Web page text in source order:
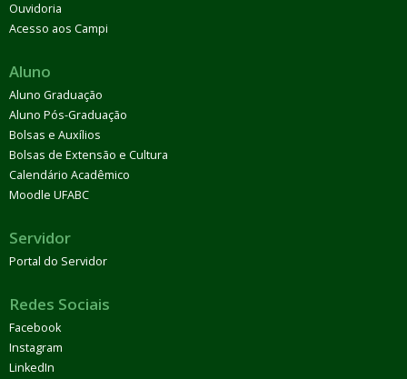
Ouvidoria
Acesso aos Campi
Aluno
Aluno Graduação
Aluno Pós-Graduação
Bolsas e Auxílios
Bolsas de Extensão e Cultura
Calendário Acadêmico
Moodle UFABC
Servidor
Portal do Servidor
Redes Sociais
Facebook
Instagram
LinkedIn